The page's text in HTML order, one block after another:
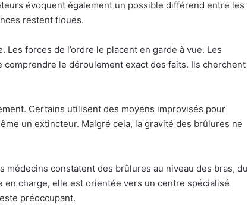
évoquent également un possible différend entre les
restent floues.
forces de l’ordre le placent en garde à vue. Les
comprendre le déroulement exact des faits. Ils cherchent
Certains utilisent des moyens improvisés pour
un extincteur. Malgré cela, la gravité des brûlures ne
médecins constatent des brûlures au niveau des bras, du
charge, elle est orientée vers un centre spécialisé
préoccupant.